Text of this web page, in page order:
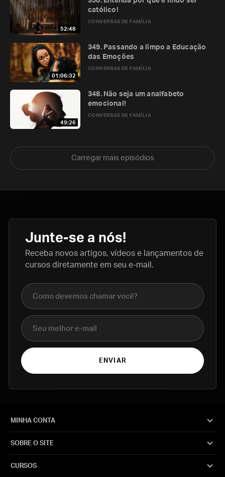
52:48
CONVERSAS DE FAMÍLIA
católico!
01:06:32
CONVERSAS DE FAMÍLIA
349. Passando a limpo a Educação
das Emoções
49:26
CONVERSAS DE FAMÍLIA
348. Não seja um analfabeto
emocional!
Carregar mais episódios
Junte-se a nós!
Receba novos artigos, vídeos e lançamentos de
cursos diretamente em seu e-mail.
Nome completo
E-mail
ENVIAR
MINHA CONTA
SOBRE O SITE
CURSOS